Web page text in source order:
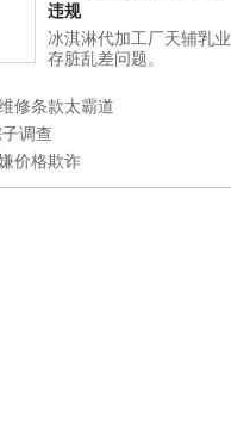
违规
冰淇淋代加工厂天辅乳业
存脏乱差问题。
修条款太霸道
调查
价格欺诈